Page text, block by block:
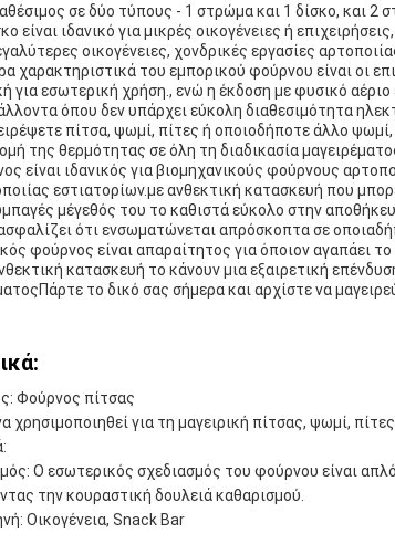
σε δύο τύπους - 1 στρώμα και 1 δίσκο, και 2
είναι ιδανικό για μικρές οικογένειες ή
οικογένειες, χονδρικές εργασίες
χαρακτηριστικά του εμπορικού φούρνου είναι οι
για εσωτερική χρήση., ενώ η έκδοση με φυσικό αέριο
όπου δεν υπάρχει εύκολη διαθεσιμότητα
πίτσα, ψωμί, πίτες ή οποιοδήποτε άλλο
της θερμότητας σε όλη τη διαδικασία
είναι ιδανικός για βιομηχανικούς φούρνους
εστιατορίων.με ανθεκτική κατασκευή που
μέγεθός του το καθιστά εύκολο στην
ότι ενσωματώνεται απρόσκοπτα σε
φούρνος είναι απαραίτητος για όποιον αγαπάει
κατασκευή το κάνουν μια εξαιρετική
το δικό σας σήμερα και αρχίστε να
Φούρνος πίτσας
χρησιμοποιηθεί για τη μαγειρική πίτσας, ψωμί,
Ο εσωτερικός σχεδιασμός του φούρνου είναι
την κουραστική δουλειά καθαρισμού.
Οικογένεια, Snack Bar